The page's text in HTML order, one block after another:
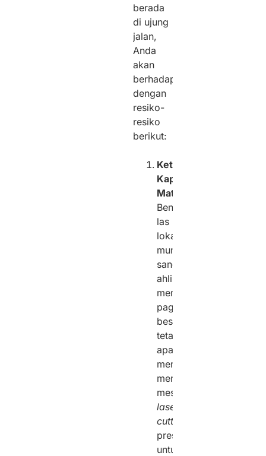
berada
di ujung
jalan,
Anda
akan
berhadapan
dengan
resiko-
resiko
berikut:
Keterbatasan
Kapabilitas
Material:
Bengkel
las
lokal
mungkin
sangat
ahli
membuat
pagar
besi,
tetapi
apakah
mereka
memiliki
mesin
laser
cutting
presisi
untuk